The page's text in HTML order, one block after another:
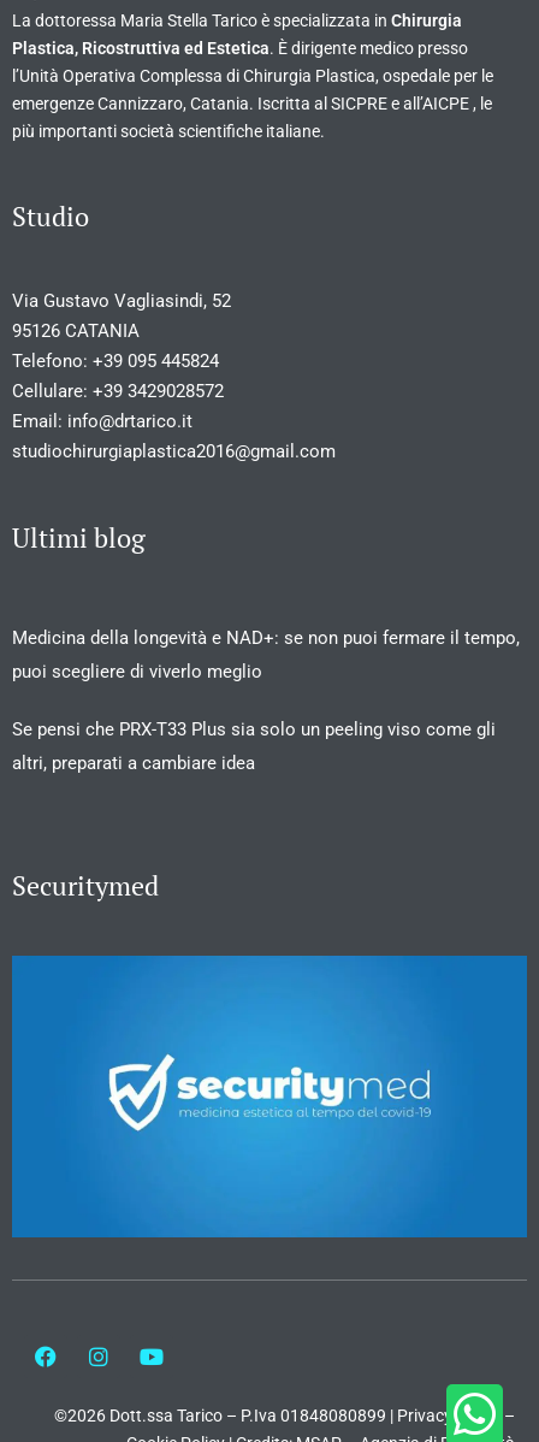
La dottoressa Maria Stella Tarico è specializzata in Chirurgia
Plastica, Ricostruttiva ed Estetica. È dirigente medico presso
l’Unità Operativa Complessa di Chirurgia Plastica, ospedale per le
emergenze Cannizzaro, Catania. Iscritta al SICPRE e all’AICPE , le
più importanti società scientifiche italiane.
Studio
Via Gustavo Vagliasindi, 52
95126 CATANIA
Telefono: +39 095 445824
Cellulare: +39 3429028572
Email: info@drtarico.it
studiochirurgiaplastica2016@gmail.com
Ultimi blog
Medicina della longevità e NAD+: se non puoi fermare il tempo,
puoi scegliere di viverlo meglio
Se pensi che PRX-T33 Plus sia solo un peeling viso come gli
altri, preparati a cambiare idea
Securitymed
©2026 Dott.ssa Tarico – P.Iva 01848080899 | Privacy Policy –